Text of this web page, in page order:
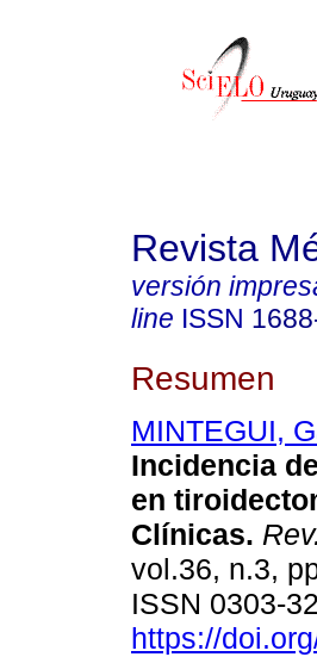
Revista
versión
line ISSN
Resumen
MINTEGUI,
Incidencia
en
Clínicas.
vol.36, n.3,
ISSN 0303-
https://